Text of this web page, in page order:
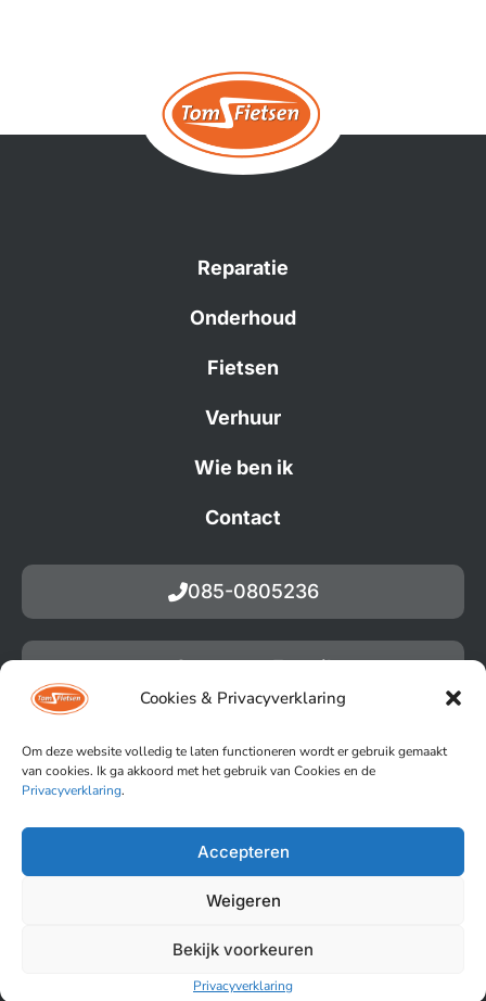
Cookies & Privacyverklaring
Om deze website volledig te laten functioneren wordt er gebruik gemaakt
van cookies. Ik ga akkoord met het gebruik van Cookies en de
Privacyverklaring.
Accepteren
Weigeren
Bekijk voorkeuren
Privacyverklaring
Reparatie
Onderhoud
Fietsen
Verhuur
Wie ben ik
Contact
085-0805236
Stuur een E-mail
Copyright by Toms Fietsen (2023)Privacyverklaring